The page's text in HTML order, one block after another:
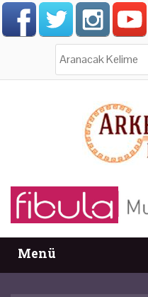
Menü